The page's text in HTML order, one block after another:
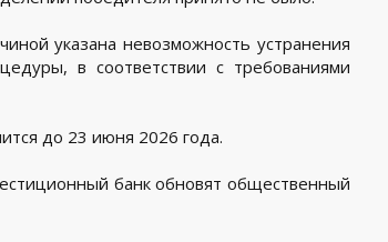
указана невозможность устранения
в соответствии с требованиями
до 23 июня 2026 года.
банк обновят общественный